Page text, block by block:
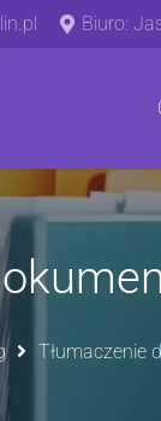
Biuro:
Tłumaczenie